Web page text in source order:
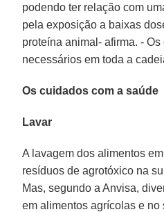
podendo ter relação com
pela exposição a baixas
proteína animal- afirma. -
necessários em toda a
Os cuidados com a saúde
Lavar
A lavagem dos alimentos
resíduos de agrotóxico na
Mas, segundo a Anvisa,
em alimentos agrícolas e